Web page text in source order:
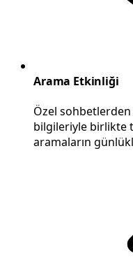
Arama Etkinliği
Özel
bilgileriyle birlikte
aramaların